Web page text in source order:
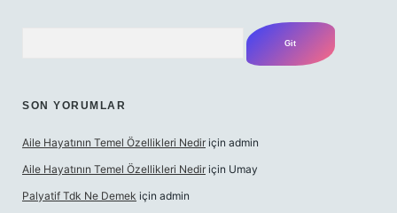
SON YORUMLAR
Aile Hayatının Temel Özellikleri Nedir için admin
Aile Hayatının Temel Özellikleri Nedir için Umay
Palyatif Tdk Ne Demek için admin